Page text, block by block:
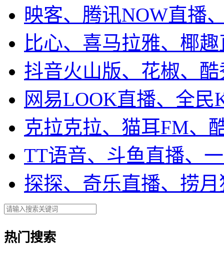
映客、腾讯NOW直播
比心、喜马拉雅、椰
抖音火山版、花椒、
网易LOOK直播、全民
克拉克拉、猫耳FM、
TT语音、斗鱼直播、
探探、奇乐直播、捞月
热门搜索